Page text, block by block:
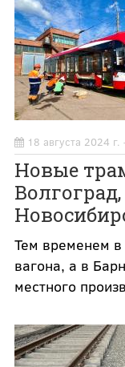
18 августа 2024
Новые
Тем временем
вагона, а в
местного